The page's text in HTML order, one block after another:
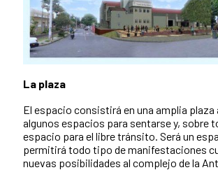
La plaza
El espacio consistirá en una amplia plaza
algunos espacios para sentarse y, sobre
espacio para el libre tránsito. Será un
permitirá todo tipo de manifestaciones
nuevas posibilidades al complejo de la